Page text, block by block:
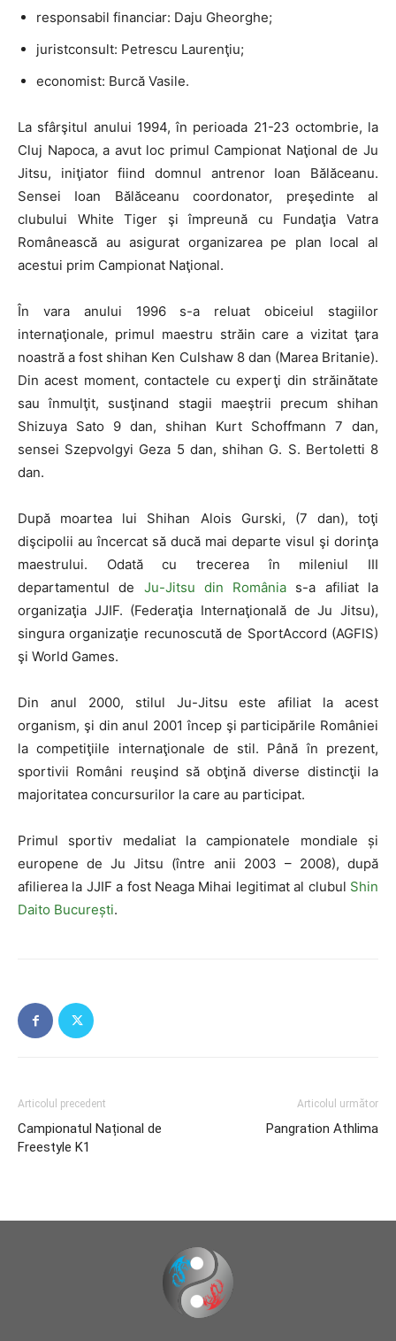
responsabil financiar: Daju Gheorghe;
juristconsult: Petrescu Laurenţiu;
economist: Burcă Vasile.
La sfârşitul anului 1994, în perioada 21-23 octombrie, la
Cluj Napoca, a avut loc primul Campionat Naţional de Ju
Jitsu, iniţiator fiind domnul antrenor Ioan Bălăceanu.
Sensei Ioan Bălăceanu coordonator, preşedinte al
clubului White Tiger şi împreună cu Fundaţia Vatra
Românească au asigurat organizarea pe plan local al
acestui prim Campionat Naţional.
În vara anului 1996 s-a reluat obiceiul stagiilor
internaţionale, primul maestru străin care a vizitat ţara
noastră a fost shihan Ken Culshaw 8 dan (Marea Britanie).
Din acest moment, contactele cu experţi din străinătate
sau înmulţit, susţinand stagii maeştrii precum shihan
Shizuya Sato 9 dan, shihan Kurt Schoffmann 7 dan,
sensei Szepvolgyi Geza 5 dan, shihan G. S. Bertoletti 8
dan.
După moartea lui Shihan Alois Gurski, (7 dan), toţi
dişcipolii au încercat să ducă mai departe visul şi dorinţa
maestrului. Odată cu trecerea în mileniul III
departamentul de Ju-Jitsu din România s-a afiliat la
organizaţia JJIF. (Federaţia Internaţională de Ju Jitsu),
singura organizaţie recunoscută de SportAccord (AGFIS)
şi World Games.
Din anul 2000, stilul Ju-Jitsu este afiliat la acest
organism, şi din anul 2001 încep şi participările României
la competiţiile internaţionale de stil. Până în prezent,
sportivii Români reuşind să obţină diverse distincţii la
majoritatea concursurilor la care au participat.
Primul sportiv medaliat la campionatele mondiale și
europene de Ju Jitsu (între anii 2003 – 2008), după
afilierea la JJIF a fost Neaga Mihai legitimat al clubul Shin
Daito București.
Articolul precedent
Campionatul Național de
Freestyle K1
Articolul următor
Pangration Athlima